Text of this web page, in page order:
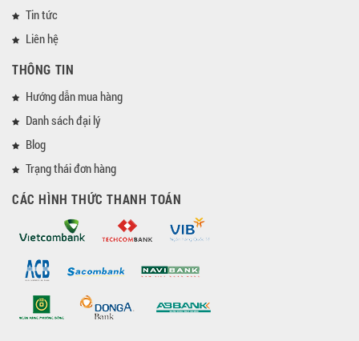
Tin tức
Liên hệ
THÔNG TIN
Hướng dẫn mua hàng
Danh sách đại lý
Blog
Trạng thái đơn hàng
CÁC HÌNH THỨC THANH TOÁN